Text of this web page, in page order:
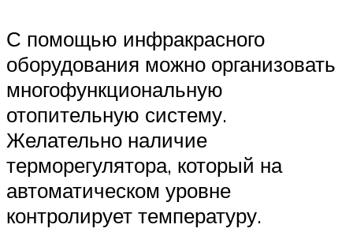
С помощью инфракрасного
оборудования можно организовать
многофункциональную
отопительную систему.
Желательно наличие
терморегулятора, который на
автоматическом уровне
контролирует температуру.